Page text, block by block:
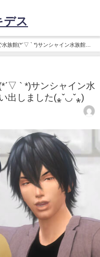
デス
水族館(*ˊ▽ ` *)サンシャイン水族館で
` *)サンシャイン水
出しました(⁎ˇ◡ˇ⁎)